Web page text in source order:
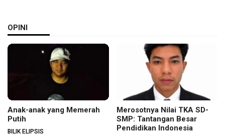
OPINI
Anak-anak yang Memerah
Putih
BILIK ELIPSIS
Merosotnya Nilai TKA SD-
SMP: Tantangan Besar
Pendidikan Indonesia